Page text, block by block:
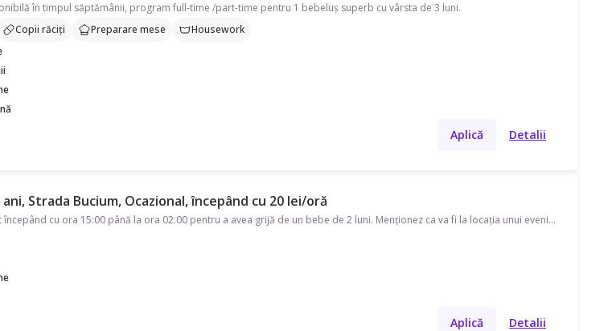
în timpul săptămânii, program full-time /part-time pentru 1 bebeluș superb cu vârsta de 3 luni.
Copii răciți Preparare mese
Housework
Aplică Detalii
Strada Bucium, Ocazional, începând cu 20 lei/oră
Caut bonă pentru data de 16 august începând cu ora 15:00 până la ora 02:00 pentru a avea grijă de un bebe de 2 luni. Menționez ca va fi la locația unui eveniment din zona Horpaz Iași.
Aplică Detalii